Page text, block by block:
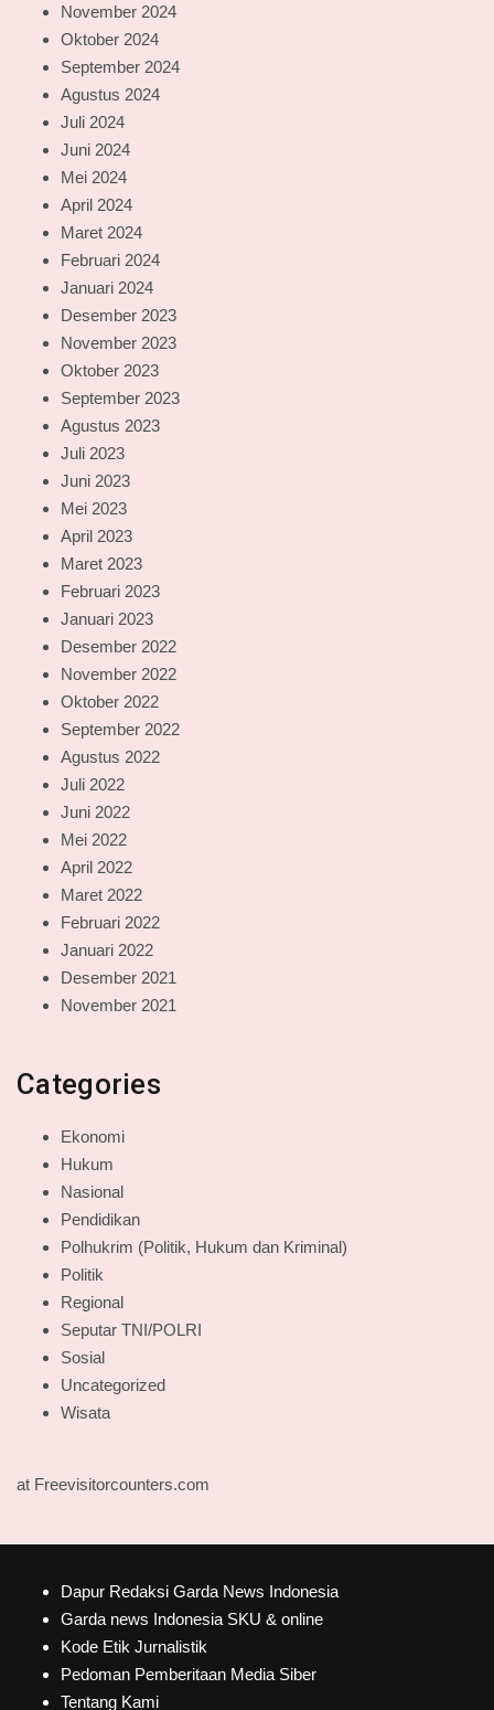
November 2024
Oktober 2024
September 2024
Agustus 2024
Juli 2024
Juni 2024
Mei 2024
April 2024
Maret 2024
Februari 2024
Januari 2024
Desember 2023
November 2023
Oktober 2023
September 2023
Agustus 2023
Juli 2023
Juni 2023
Mei 2023
April 2023
Maret 2023
Februari 2023
Januari 2023
Desember 2022
November 2022
Oktober 2022
September 2022
Agustus 2022
Juli 2022
Juni 2022
Mei 2022
April 2022
Maret 2022
Februari 2022
Januari 2022
Desember 2021
November 2021
Categories
Ekonomi
Hukum
Nasional
Pendidikan
Polhukrim (Politik, Hukum dan Kriminal)
Politik
Regional
Seputar TNI/POLRI
Sosial
Uncategorized
Wisata
at Freevisitorcounters.com
Dapur Redaksi Garda News Indonesia
Garda news Indonesia SKU & online
Kode Etik Jurnalistik
Pedoman Pemberitaan Media Siber
Tentang Kami